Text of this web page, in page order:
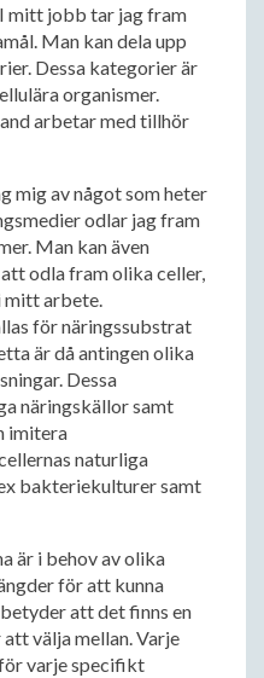
mitt jobb tar jag fram
Man kan dela upp
Dessa kategorier är
organismer.
arbetar med tillhör
mig av något som heter
odlar jag fram
Man kan även
odla fram olika celler,
mitt arbete.
för näringssubstrat
är då antingen olika
Dessa
näringskällor samt
imitera
naturliga
bakteriekulturer samt
är i behov av olika
för att kunna
att det finns en
välja mellan. Varje
varje specifikt